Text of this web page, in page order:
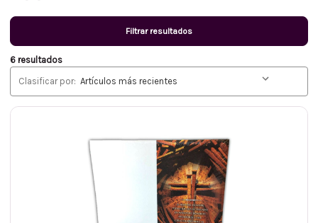
Filtrar resultados
6 resultados
Clasificar por: